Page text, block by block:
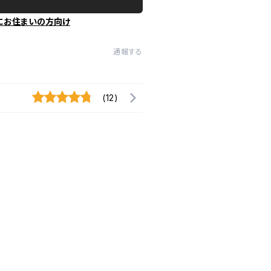
お住まいの方向け
通報する
(12)